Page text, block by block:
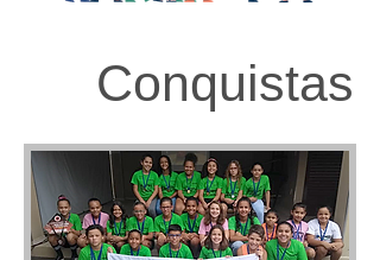
Conquistas